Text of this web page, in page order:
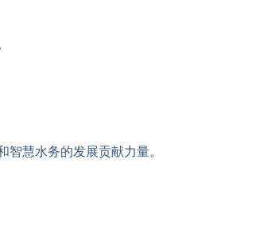
慧水务的发展贡献力量。